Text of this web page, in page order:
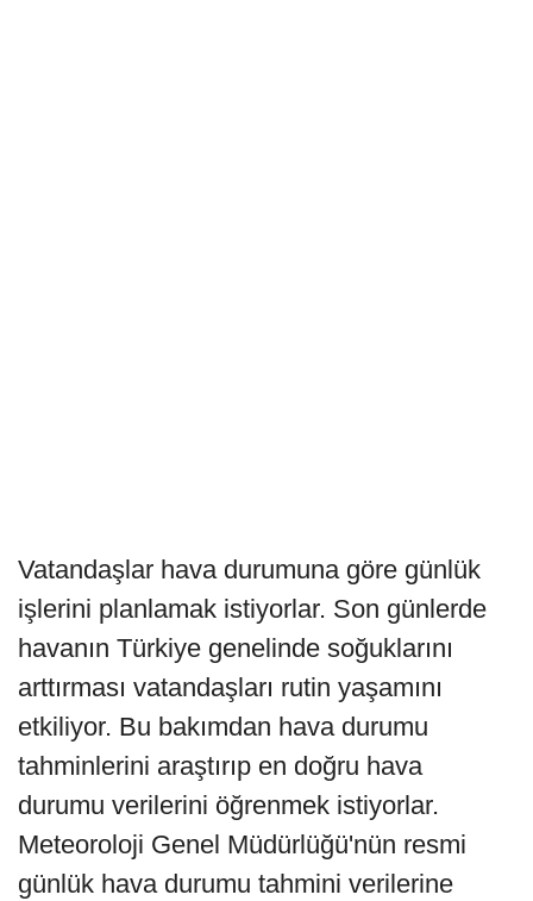
Vatandaşlar hava durumuna göre günlük
işlerini planlamak istiyorlar. Son günlerde
havanın Türkiye genelinde soğuklarını
arttırması vatandaşları rutin yaşamını
etkiliyor. Bu bakımdan hava durumu
tahminlerini araştırıp en doğru hava
durumu verilerini öğrenmek istiyorlar.
Meteoroloji Genel Müdürlüğü'nün resmi
günlük hava durumu tahmini verilerine